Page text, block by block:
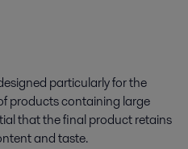
particularly for the
products containing large
that the final product retains
and taste.